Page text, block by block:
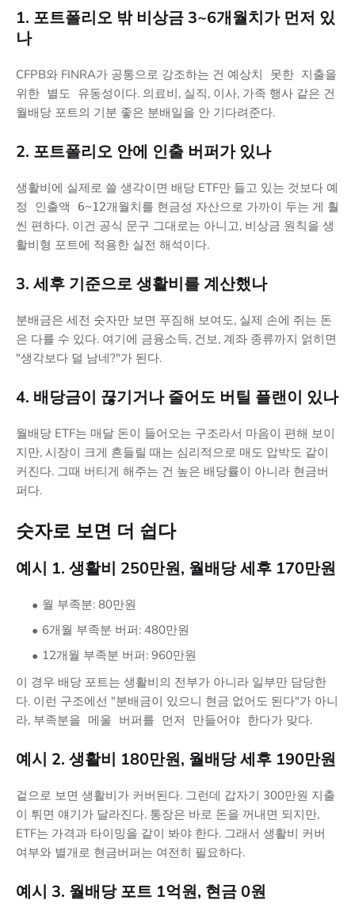
1. 포트폴리오 밖 비상금 3~6개월치가 먼저 있
나
CFPB와 FINRA가 공통으로 강조하는 건 예상치 못한 지출을
위한 별도 유동성이다. 의료비, 실직, 이사, 가족 행사 같은 건
월배당 포트의 기분 좋은 분배일을 안 기다려준다.
2. 포트폴리오 안에 인출 버퍼가 있나
생활비에 실제로 쓸 생각이면 배당 ETF만 들고 있는 것보다 예
정 인출액 6~12개월치를 현금성 자산으로 가까이 두는 게 훨
씬 편하다. 이건 공식 문구 그대로는 아니고, 비상금 원칙을 생
활비형 포트에 적용한 실전 해석이다.
3. 세후 기준으로 생활비를 계산했나
분배금은 세전 숫자만 보면 푸짐해 보여도, 실제 손에 쥐는 돈
은 다를 수 있다. 여기에 금융소득, 건보, 계좌 종류까지 얽히면
"생각보다 덜 남네?"가 된다.
4. 배당금이 끊기거나 줄어도 버틸 플랜이 있나
월배당 ETF는 매달 돈이 들어오는 구조라서 마음이 편해 보이
지만, 시장이 크게 흔들릴 때는 심리적으로 매도 압박도 같이
커진다. 그때 버티게 해주는 건 높은 배당률이 아니라 현금버
퍼다.
숫자로 보면 더 쉽다
예시 1. 생활비 250만원, 월배당 세후 170만원
월 부족분: 80만원
6개월 부족분 버퍼: 480만원
12개월 부족분 버퍼: 960만원
이 경우 배당 포트는 생활비의 전부가 아니라 일부만 담당한
다. 이런 구조에선 "분배금이 있으니 현금 없어도 된다"가 아니
라, 부족분을 메울 버퍼를 먼저 만들어야 한다가 맞다.
예시 2. 생활비 180만원, 월배당 세후 190만원
겉으로 보면 생활비가 커버된다. 그런데 갑자기 300만원 지출
이 튀면 얘기가 달라진다. 통장은 바로 돈을 꺼내면 되지만,
ETF는 가격과 타이밍을 같이 봐야 한다. 그래서 생활비 커버
여부와 별개로 현금버퍼는 여전히 필요하다.
예시 3. 월배당 포트 1억원, 현금 0원